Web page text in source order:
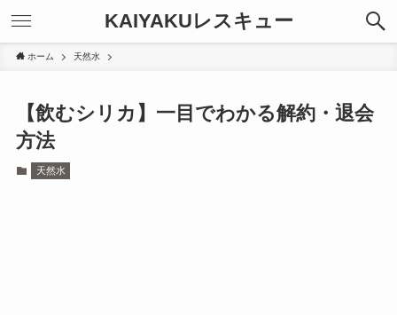
KAIYAKUレスキュー
ホーム 天然水
【飲むシリカ】一目でわかる解約・退会
方法
天然水